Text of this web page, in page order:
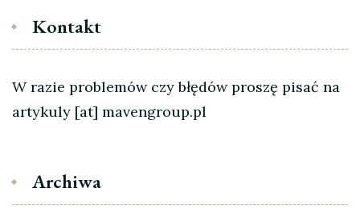
Kontakt
W razie problemów czy błędów proszę pisać na
artykuly [at] mavengroup.pl
Archiwa